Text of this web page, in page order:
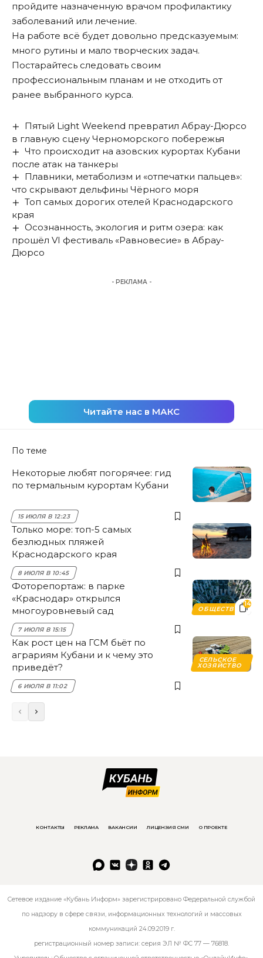
пройдите назначенную врачом профилактику
заболеваний или лечение.
На работе всё будет довольно предсказуемым:
много рутины и мало творческих задач.
Постарайтесь следовать своим
профессиональным планам и не отходить от
ранее выбранного курса.
Пятый Light Weekend превратил Абрау-Дюрсо
в главную сцену Черноморского побережья
Что происходит на азовских курортах Кубани
после атак на танкеры
Плавники, метаболизм и «отпечатки пальцев»:
что скрывают дельфины Чёрного моря
Топ самых дорогих отелей Краснодарского
края
Осознанность, экология и ритм озера: как
прошёл VI фестиваль «Равновесие» в Абрау-
Дюрсо
- РЕКЛАМА -
Читайте нас в МАКС
По теме
Некоторые любят погорячее: гид
по термальным курортам Кубани
15 ИЮЛЯ В 12:23
Только море: топ-5 самых
безлюдных пляжей
Краснодарского края
8 ИЮЛЯ В 10:45
14
ОБЩЕСТВО
Фоторепортаж: в парке
«Краснодар» открылся
многоуровневый сад
7 ИЮЛЯ В 15:15
СЕЛЬСКОЕ
ХОЗЯЙСТВО
Как рост цен на ГСМ бьёт по
аграриям Кубани и к чему это
приведёт?
6 ИЮЛЯ В 11:02
КОНТАКТЫ РЕКЛАМА ВАКАНСИИ ЛИЦЕНЗИЯ СМИ О ПРОЕКТЕ
Сетевое издание «Кубань Информ» зарегистрировано Федеральной службой
по надзору в сфере связи, информационных технологий и массовых
коммуникаций 24.09.2019 г.
регистрационный номер записи: серия ЭЛ № ФС 77 — 76818.